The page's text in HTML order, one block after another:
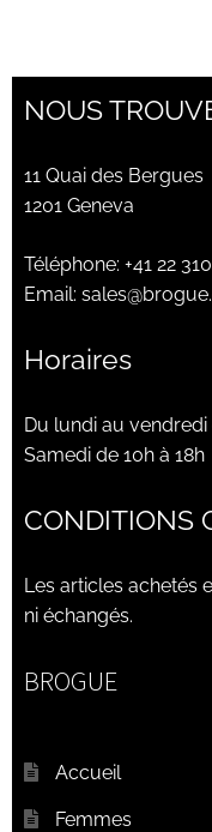
NOUS
11 Quai des Bergues
1201 Geneva
Téléphone: +41 22
Email:
Horaires
Du lundi au vendredi
Samedi de 10h à 18h
CONDITIONS
Les articles achetés
ni échangés.
BROGUE
Accueil
Femmes